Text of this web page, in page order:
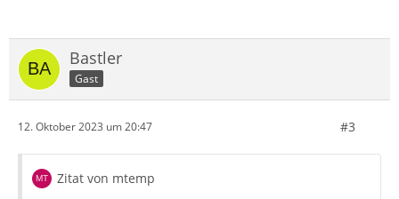
Bastler
Gast
12. Oktober 2023 um 20:47 #3
Zitat von mtemp